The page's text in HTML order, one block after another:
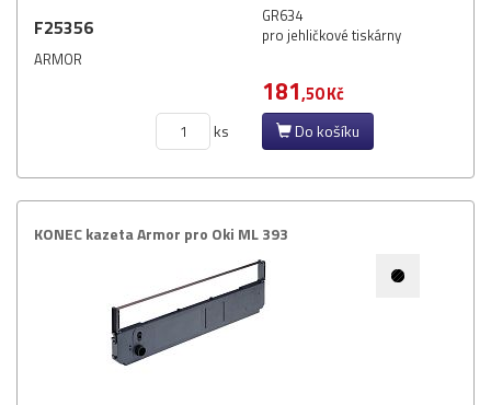
F25356
ARMOR
GR634
pro jehličkové tiskárny
181,50 Kč
ks Do košíku
KONEC kazeta Armor pro Oki ML 393